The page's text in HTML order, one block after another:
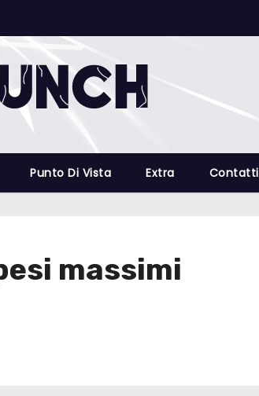
Punto Di Vista Extra Contatti
massimi